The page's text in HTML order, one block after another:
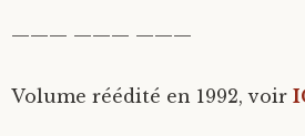
——— ——— ———
Volume réédité en 1992, voir